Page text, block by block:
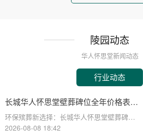
陵园动态
华人怀思堂新闻动态
行业动态
长城华人怀思堂壁葬碑位全年价格表及
团购专属折扣福利详解
环保殡葬新选择：长城华人怀思堂壁葬碑位
价格及团购福利全解析☎ 华人怀思堂电
2026-08-08 18:42